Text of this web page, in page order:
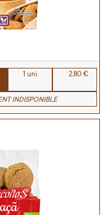
1 uni 2,80 €
INDISPONIBLE